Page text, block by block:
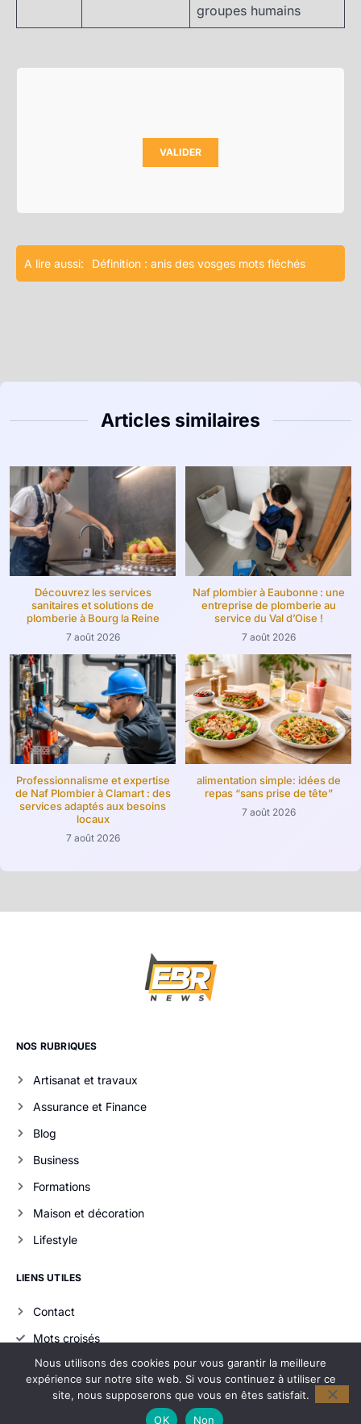
groupes humains
VALIDER
A lire aussi: Définition : anis des vosges mots fléchés
Articles similaires
Découvrez les services
sanitaires et solutions de
plomberie à Bourg la Reine
7 août 2026
Naf plombier à Eaubonne : une
entreprise de plomberie au
service du Val d’Oise !
7 août 2026
Professionnalisme et expertise
de Naf Plombier à Clamart : des
services adaptés aux besoins
locaux
7 août 2026
alimentation simple: idées de
repas “sans prise de tête”
7 août 2026
NOS RUBRIQUES
Artisanat et travaux
Assurance et Finance
Blog
Business
Formations
Maison et décoration
Lifestyle
LIENS UTILES
Contact
Mots croisés
Copyright 2026
Nous utilisons des cookies pour vous garantir la meilleure
expérience sur notre site web. Si vous continuez à utiliser ce
site, nous supposerons que vous en êtes satisfait.
OK
Non